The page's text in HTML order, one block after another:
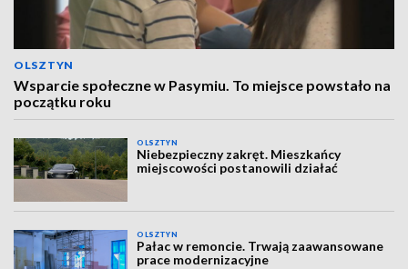
OLSZTYN
Wsparcie społeczne w Pasymiu. To miejsce powstało na
początku roku
OLSZTYN
Niebezpieczny zakręt. Mieszkańcy
miejscowości postanowili działać
OLSZTYN
Pałac w remoncie. Trwają zaawansowane
prace modernizacyjne